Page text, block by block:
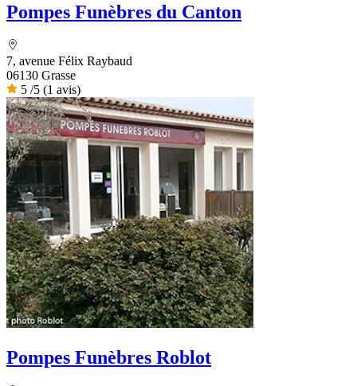
Pompes Funèbres du Canton
7, avenue Félix Raybaud
06130 Grasse
5 /5 (1 avis)
Pompes Funèbres Roblot